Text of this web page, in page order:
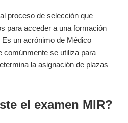
‍proceso ⁣de selección que
para acceder a una formación
un ​acrónimo de Médico
⁢comúnmente se ⁤utiliza para
la asignación de plazas
el examen MIR?